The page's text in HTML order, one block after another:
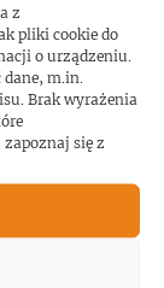
z
pliki cookie do
o urządzeniu.
m.in.
Brak wyrażenia
się z